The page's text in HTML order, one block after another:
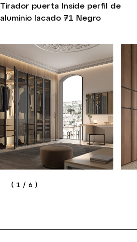
Tirador puerta Inside perfil de
aluminio lacado 71 Negro
( 1 / 6 )